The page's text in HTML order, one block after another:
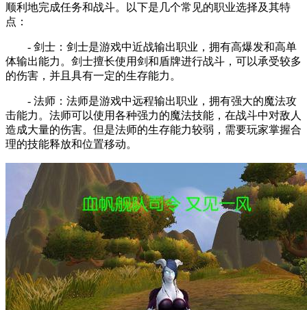
顺利地完成任务和战斗。以下是几个常见的职业选择及其特
点：
- 剑士：剑士是游戏中近战输出职业，拥有高爆发和高单
体输出能力。剑士擅长使用剑和盾牌进行战斗，可以承受较多
的伤害，并且具有一定的生存能力。
- 法师：法师是游戏中远程输出职业，拥有强大的魔法攻
击能力。法师可以使用各种强力的魔法技能，在战斗中对敌人
造成大量的伤害。但是法师的生存能力较弱，需要玩家掌握合
理的技能释放和位置移动。